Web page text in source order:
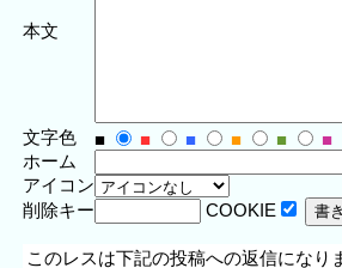
本文
文字色 ■ ■ ■ ■ ■ ■
ホーム
アイコン
削除キー
COOKIE
このレスは下記の投稿への返信になり